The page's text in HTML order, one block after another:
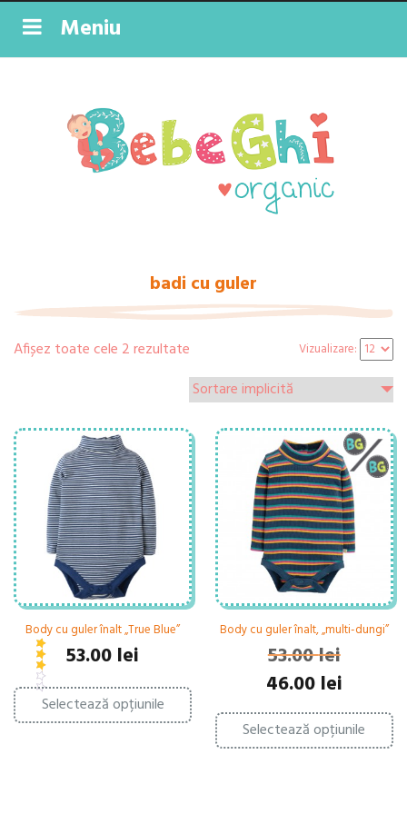
Meniu
badi cu guler
Afișez toate cele 2 rezultate Vizualizare:
Body cu guler înalt „True Blue”
53.00 lei
Selectează opțiunile
Acest
produs
are
multe
Body cu guler înalt, „multi-dungi”
53.00lei
Prețul
inițial
a
fost:
53.00 lei.
46.00 leiPrețul
curent
este:
46.00 lei.
Selectează opțiunile